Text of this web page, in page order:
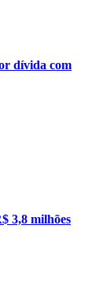
dívida com
3,8 milhões